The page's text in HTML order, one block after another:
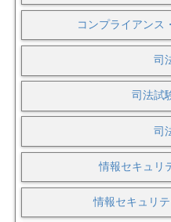
コンプライアンス
司
司法試
司
情報セキュリ
情報セキュリ